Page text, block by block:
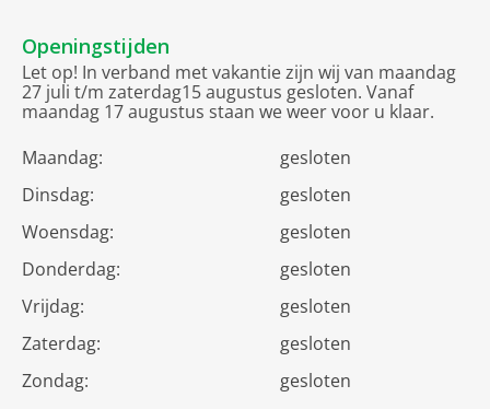
Openingstijden
Let op! In verband met vakantie zijn wij van maandag
27 juli t/m zaterdag15 augustus gesloten. Vanaf
maandag 17 augustus staan we weer voor u klaar.
Maandag:
gesloten
Dinsdag:
gesloten
Woensdag:
gesloten
Donderdag:
gesloten
Vrijdag:
gesloten
Zaterdag:
gesloten
Zondag:
gesloten